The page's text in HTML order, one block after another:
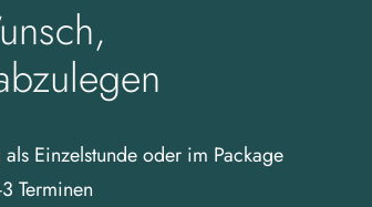
Einzelstunde oder im Package
Terminen